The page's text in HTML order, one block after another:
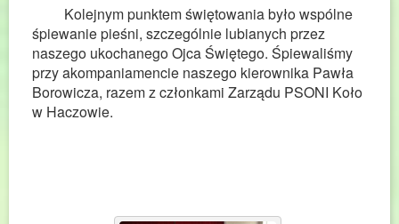
Kolejnym punktem świętowania było wspólne
śpiewanie pieśni, szczególnie lubianych przez
naszego ukochanego Ojca Świętego. Śpiewaliśmy
przy akompaniamencie naszego kierownika Pawła
Borowicza, razem z członkami Zarządu PSONI Koło
w Haczowie.